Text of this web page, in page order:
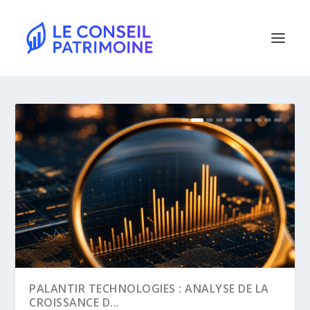
2CRSI ET QUANTHOR : UNE ALLIANCE
STRATÉGIQUE POUR ...
PALANTIR TECHNOLOGIES : ANALYSE DE LA
CROISSANCE D...